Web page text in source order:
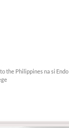
the Philippines na si Endo